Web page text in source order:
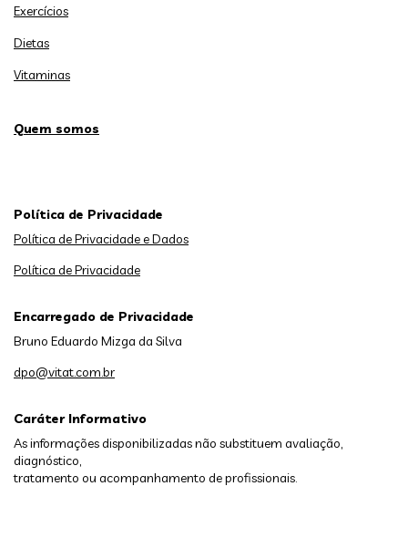
Exercícios
Dietas
Vitaminas
Quem somos
Caráter Informativo
As informações disponibilizadas não substituem avaliação,
diagnóstico,
tratamento ou acompanhamento de profissionais.
Política de Privacidade
Política de Privacidade e Dados
Política de Privacidade
Encarregado de Privacidade
Bruno Eduardo Mizga da Silva
dpo@vitat.com.br